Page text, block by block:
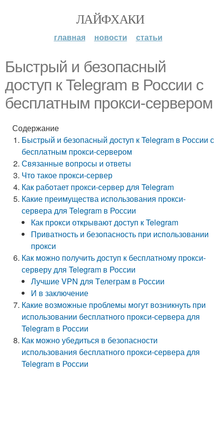
ЛАЙФХАКИ
главная новости статьи
Быстрый и безопасный
доступ к Telegram в России с
бесплатным прокси-сервером
Содержание
Быстрый и безопасный доступ к Telegram в России с
бесплатным прокси-сервером
Связанные вопросы и ответы
Что такое прокси-сервер
Как работает прокси-сервер для Telegram
Какие преимущества использования прокси-
сервера для Telegram в России
Как прокси открывают доступ к Telegram
Приватность и безопасность при использовании
прокси
Как можно получить доступ к бесплатному прокси-
серверу для Telegram в России
Лучшие VPN для Tелеграм в России
И в заключение
Какие возможные проблемы могут возникнуть при
использовании бесплатного прокси-сервера для
Telegram в России
Как можно убедиться в безопасности
использования бесплатного прокси-сервера для
Telegram в России